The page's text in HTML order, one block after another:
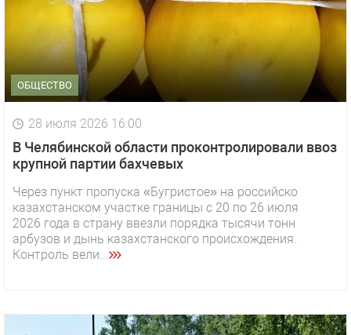
ОБЩЕСТВО
28 июля 2026 16:00
В Челябинской области проконтролировали ввоз
крупной партии бахчевых
Через пункт пропуска «Бугристое» на российско
казахстанском участке границы с 20 по 26 июля
2026 года в страну ввезли порядка тысячи тонн
арбузов и дынь казахстанского происхождения.
Контроль вели...